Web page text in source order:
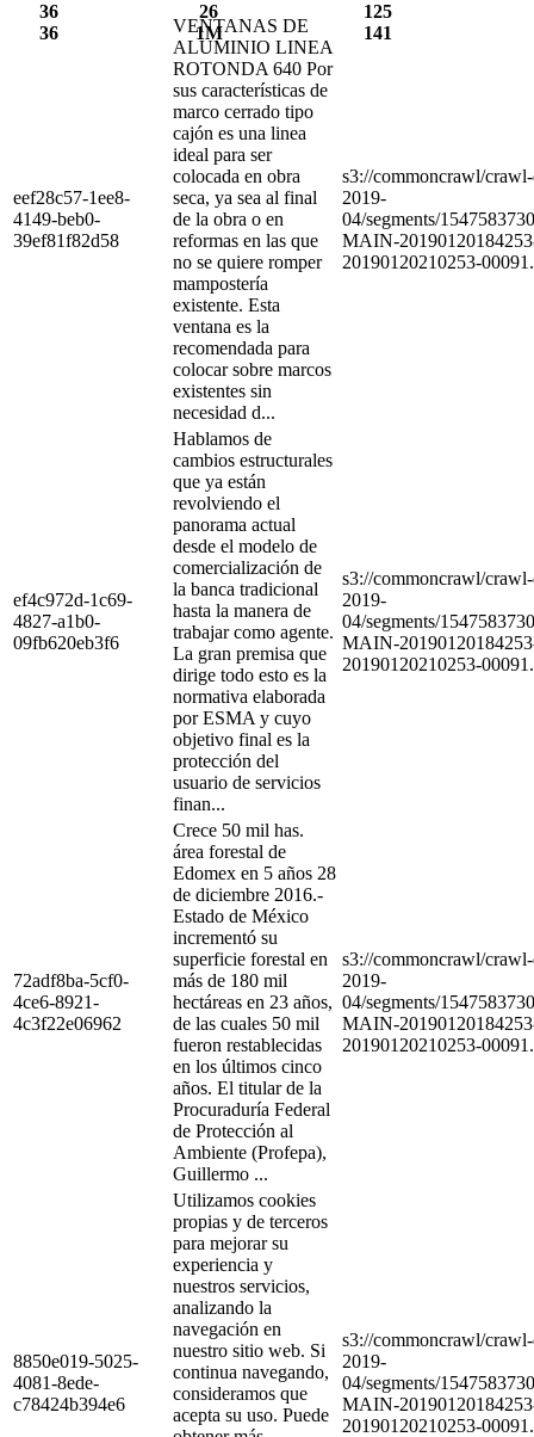
36
36
26
1M
125
141
eef28c57-1ee8-
4149-beb0-
39ef81f82d58
VENTANAS DE
ALUMINIO LINEA
ROTONDA 640 Por
sus características de
marco cerrado tipo
cajón es una linea
ideal para ser
colocada en obra
seca, ya sea al final
de la obra o en
reformas en las que
no se quiere romper
mampostería
existente. Esta
ventana es la
recomendada para
colocar sobre marcos
existentes sin
necesidad d...
s3://commoncrawl/
2019-
04/segments/
MAIN-
20190120210253-
ef4c972d-1c69-
4827-a1b0-
09fb620eb3f6
Hablamos de
cambios estructurales
que ya están
revolviendo el
panorama actual
desde el modelo de
comercialización de
la banca tradicional
hasta la manera de
trabajar como agente.
La gran premisa que
dirige todo esto es la
normativa elaborada
por ESMA y cuyo
objetivo final es la
protección del
usuario de servicios
finan...
s3://commoncrawl/
2019-
04/segments/
MAIN-
20190120210253-
72adf8ba-5cf0-
4ce6-8921-
4c3f22e06962
Crece 50 mil has.
área forestal de
Edomex en 5 años 28
de diciembre 2016.-
Estado de México
incrementó su
superficie forestal en
más de 180 mil
hectáreas en 23 años,
de las cuales 50 mil
fueron restablecidas
en los últimos cinco
años. El titular de la
Procuraduría Federal
de Protección al
Ambiente (Profepa),
Guillermo ...
s3://commoncrawl/
2019-
04/segments/
MAIN-
20190120210253-
8850e019-5025-
4081-8ede-
c78424b394e6
Utilizamos cookies
propias y de terceros
para mejorar su
experiencia y
nuestros servicios,
analizando la
navegación en
nuestro sitio web. Si
continua navegando,
consideramos que
acepta su uso. Puede
s3://commoncrawl/
2019-
04/segments/
MAIN-
20190120210253-